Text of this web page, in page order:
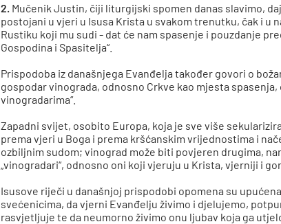
2. Mučenik Justin, čiji liturgijski spomen danas slavimo,
postojani u vjeri u Isusa Krista u svakom trenutku, čak i u
Rustiku koji mu sudi - dat će nam spasenje i pouzdanje
Gospodina i Spasitelja“.
Prispodoba iz današnjega Evanđelja također govori o
gospodar vinograda, odnosno Crkve kao mjesta
vinogradarima“.
Zapadni svijet, osobito Europa, koja je sve više
prema vjeri u Boga i prema kršćanskim vrijednostima i
ozbiljnim sudom; vinograd može biti povjeren drugima,
„vinogradari“, odnosno oni koji vjeruju u Krista, vjerniji i
Isusove riječi u današnjoj prispodobi opomena su
svećenicima, da vjerni Evanđelju živimo i djelujemo,
rasvjetljuje te da neumorno živimo onu ljubav koja ga